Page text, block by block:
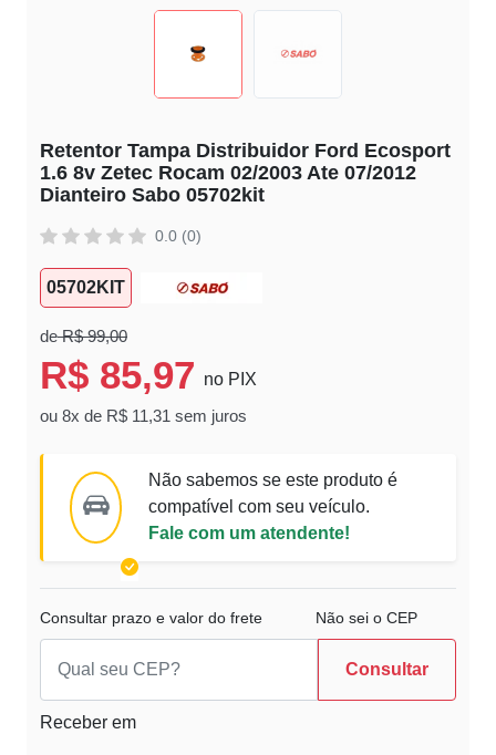
Retentor Tampa Distribuidor Ford Ecosport
1.6 8v Zetec Rocam 02/2003 Ate 07/2012
Dianteiro Sabo 05702kit
0.0 (0)
05702KIT
deR$ 99,00
R$ 85,97 no PIX
ou 8x de R$ 11,31 sem juros
Não sabemos se este produto é
compatível com seu veículo.
Fale com um atendente!
Consultar prazo e valor do frete Não sei o CEP
Consultar
Receber em